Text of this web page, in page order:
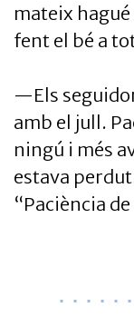
mateix
fent el bé a
—Els
amb el jull.
ningú i més
estava
“Paciència de